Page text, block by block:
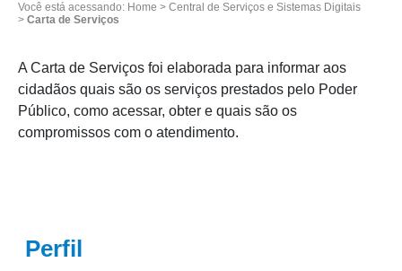
Você está acessando: Home > Central de Serviços e Sistemas Digitais
> Carta de Serviços
A Carta de Serviços foi elaborada para informar aos
cidadãos quais são os serviços prestados pelo Poder
Público, como acessar, obter e quais são os
compromissos com o atendimento.
Perfil